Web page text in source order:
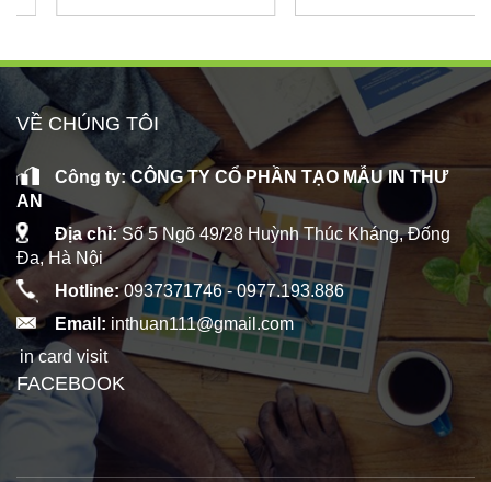
VỀ CHÚNG TÔI
Công ty: CÔNG TY CỔ PHẦN TẠO MẪU IN THƯ
AN
Địa chỉ:Số 5 Ngõ 49/28 Huỳnh Thúc Kháng, Đống
Đa, Hà Nội
Hotline:0937371746 -0977.193.886
Email: inthuan111@gmail.com
in card visit
FACEBOOK